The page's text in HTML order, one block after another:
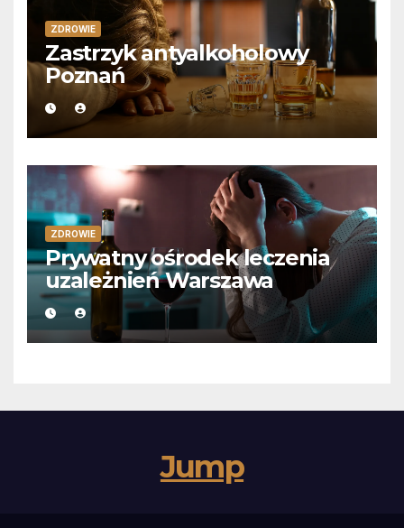
ZDROWIE
Zastrzyk antyalkoholowy
Poznań
ZDROWIE
Prywatny ośrodek leczenia
uzależnień Warszawa
Jump